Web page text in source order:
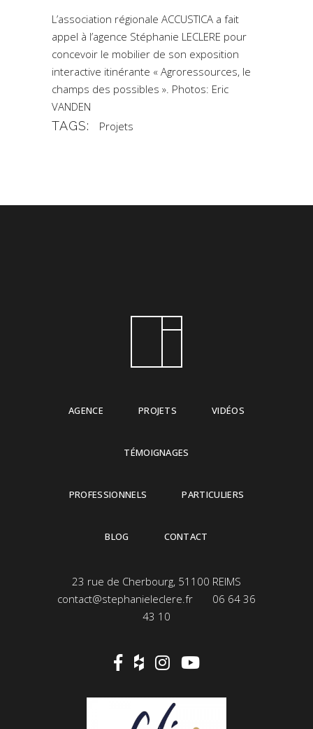
L’association régionale ACCUSTICA a fait
appel à l’agence Stéphanie LECLERE pour
concevoir le mobilier de son exposition
interactive itinérante « Agroressources, le
champs des possibles ». Photos: Eric
VANDEN
TAGS: Projets
AGENCE PROJETS VIDÉOS
TÉMOIGNAGES
PROFESSIONNELS PARTICULIERS
BLOG CONTACT
23 rue de Cherbourg, 51100 REIMS
contact@stephanieleclere.fr
06 64 36
43 10